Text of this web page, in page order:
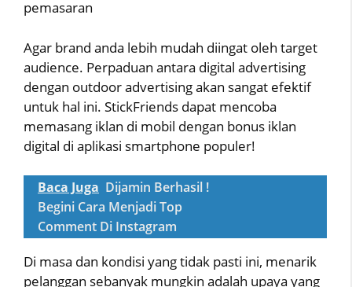
pemasaran
Agar brand anda lebih mudah diingat oleh target
audience. Perpaduan antara digital advertising
dengan outdoor advertising akan sangat efektif
untuk hal ini. StickFriends dapat mencoba
memasang iklan di mobil dengan bonus iklan
digital di aplikasi smartphone populer!
Baca Juga Dijamin Berhasil !
Begini Cara Menjadi Top
Comment Di Instagram
Di masa dan kondisi yang tidak pasti ini, menarik
pelanggan sebanyak mungkin adalah upaya yang